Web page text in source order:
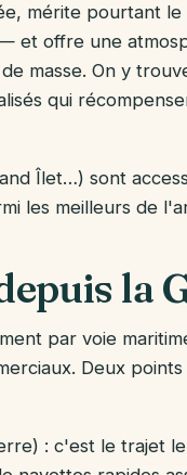
mérite pourtant
et offre une
masse. On y
qui
Îlet…) sont
les meilleurs de
la
par voie
Deux
: c'est le trajet